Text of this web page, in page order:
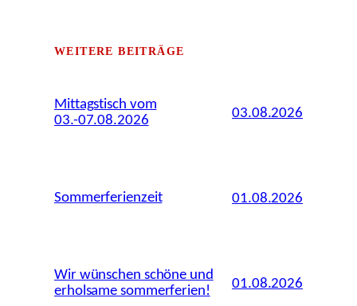
WEITERE BEITRÄGE
Mittagstisch vom
03.-07.08.2026
03.08.2026
Sommerferienzeit 01.08.2026
Wir wünschen schöne und
erholsame sommerferien!
01.08.2026